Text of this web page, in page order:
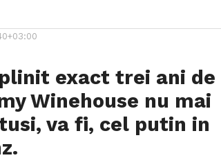
exact trei ani de
Winehouse nu mai
va fi, cel putin in